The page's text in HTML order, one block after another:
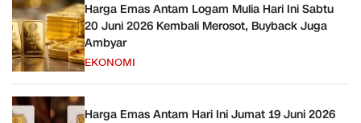
Harga Emas Antam Logam Mulia Hari Ini Sabtu
20 Juni 2026 Kembali Merosot, Buyback Juga
Ambyar
EKONOMI
Harga Emas Antam Hari Ini Jumat 19 Juni 2026